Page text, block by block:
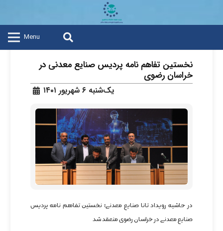
Menu
نخستین تفاهم نامه پردیس صنایع معدنی در
خراسان رضوی
یک‌شنبه ۶ شهریور ۱۴۰۱
در حاشیه رویداد تانا صنایع معدنی؛ نخستین تفاهم نامه پردیس
صنایع معدنی در خراسان رضوی منعقد شد